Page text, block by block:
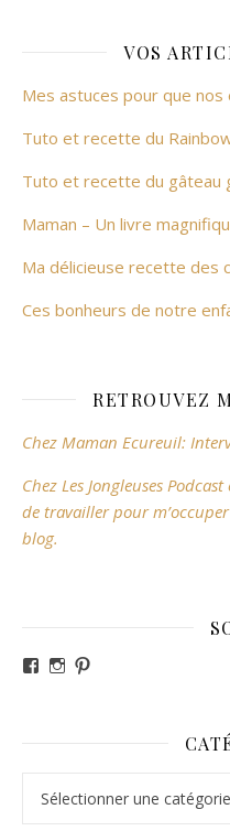
VOS
Mes astuces pour que
Tuto et recette du
Tuto et recette du gâteau
Maman – Un livre
Ma délicieuse recette des
Ces bonheurs de notre
RETROUVEZ
Chez Maman Ecureuil:
Chez Les Jongleuses
de travailler pour
blog.
Voir le profil de
Voir le profil de